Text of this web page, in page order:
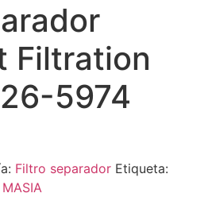
Filtration
5974
Filtro separador Etiqueta:
MASIA